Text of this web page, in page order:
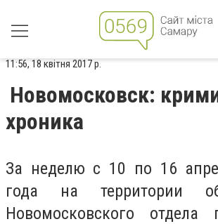
11:56, 18 квітня 2017 р.
Новомосковск:
хроника
За неделю с 10 по 16
года на территории
Новомосковского отдела